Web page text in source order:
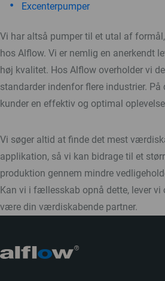
Excenterpumper
Vi har altså pumper til et utal af
hos Alflow. Vi er nemlig en anerkendt
høj kvalitet. Hos Alflow overholder vi
standarder indenfor flere industrier.
kunder en effektiv og optimal
Vi søger altid at finde det mest
applikation, så vi kan bidrage til et
produktion gennem mindre
Kan vi i fællesskab opnå dette, lever vi
være din værdiskabende partner.